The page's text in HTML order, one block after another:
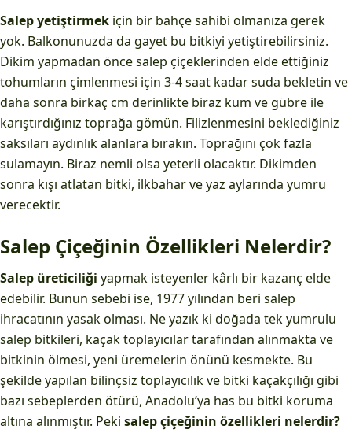
Salep yetiştirmek için bir bahçe sahibi olmanıza gerek
yok. Balkonunuzda da gayet bu bitkiyi yetiştirebilirsiniz.
Dikim yapmadan önce salep çiçeklerinden elde ettiğiniz
tohumların çimlenmesi için 3-4 saat kadar suda bekletin ve
daha sonra birkaç cm derinlikte biraz kum ve gübre ile
karıştırdığınız toprağa gömün. Filizlenmesini beklediğiniz
saksıları aydınlık alanlara bırakın. Toprağını çok fazla
sulamayın. Biraz nemli olsa yeterli olacaktır. Dikimden
sonra kışı atlatan bitki, ilkbahar ve yaz aylarında yumru
verecektir.
Salep Çiçeğinin Özellikleri Nelerdir?
Salep üreticiliği yapmak isteyenler kârlı bir kazanç elde
edebilir. Bunun sebebi ise, 1977 yılından beri salep
ihracatının yasak olması. Ne yazık ki doğada tek yumrulu
salep bitkileri, kaçak toplayıcılar tarafından alınmakta ve
bitkinin ölmesi, yeni üremelerin önünü kesmekte. Bu
şekilde yapılan bilinçsiz toplayıcılık ve bitki kaçakçılığı gibi
bazı sebeplerden ötürü, Anadolu’ya has bu bitki koruma
altına alınmıştır. Peki salep çiçeğinin özellikleri nelerdir?